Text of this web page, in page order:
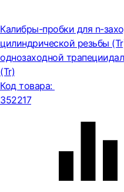
Калибры-пробки для n-
цилиндрической резьбы
однозаходной
(Tr)
Код товара:
352217